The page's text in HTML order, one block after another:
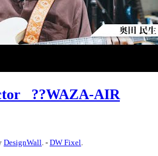
_??WAZA-AIR
DesignWall . - DW Fixel